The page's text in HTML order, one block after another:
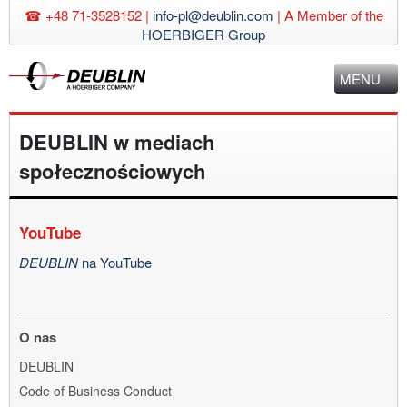
☎ +48 71-3528152 | info-pl@deublin.com | A Member of the
HOERBIGER Group
MENU
DEUBLIN w mediach
społecznościowych
YouTube
DEUBLINna YouTube
O nas
Pomiń
DEUBLIN
Code of Business Conduct